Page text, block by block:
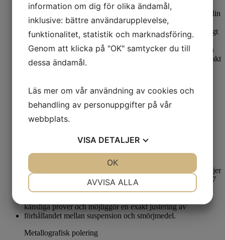
Metallografisk polering
Aka-Poly WF 9 µm
Metallografisk polering
information om dig för olika ändamål,
inklusive: bättre användarupplevelse,
funktionalitet, statistik och marknadsföring.
Genom att klicka på "OK" samtycker du till
dessa ändamål.
Läs mer om vår användning av cookies och
behandling av personuppgifter på vår
webbplats.
VISA DETALJER
MARKNADSFÖRING STATISTIK
AVVISA ALLA
OK